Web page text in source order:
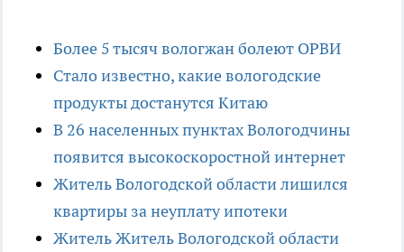
Более 5 тысяч вологжан болеют ОРВИ
Стало известно, какие вологодские
продукты достанутся Китаю
В 26 населенных пунктах Вологодчины
появится высокоскоростной интернет
Житель Вологодской области лишился
квартиры за неуплату ипотеки
Житель Житель Вологодской области